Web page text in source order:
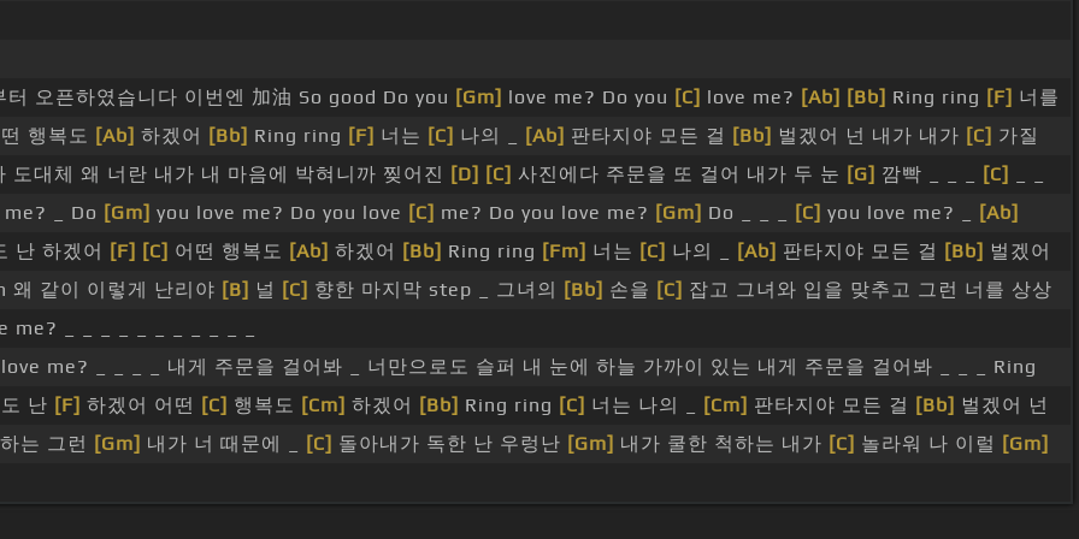
오픈하였습니다 이번엔 加油 So good Do you [Gm] love me? Do you [C] love me? [Ab] [Bb] Ring ring [F] 너를
행복도 [Ab] 하겠어 [Bb] Ring ring [F] 너는 [C] 나의 _ [Ab] 판타지야 모든 걸 [Bb] 벌겠어 넌 내가 내가 [C] 가질
대체 왜 너란 내가 내 마음에 박혀니까 찢어진 [D] [C] 사진에다 주문을 또 걸어 내가 두 눈 [G] 깜빡 _ _ _ [C]
_ Do [Gm] you love me? Do you love [C] me? Do you love me? [Gm] Do _ _ _ [C] you love me? _
[Ab]
난 하겠어
[F] [C] 어떤 행복도 [Ab] 하겠어 [Bb] Ring ring [Fm] 너는 [C] 나의 _ [Ab] 판타지야 모든 걸 [Bb] 벌겠어
같이 이렇게 난리야 [B] 널 [C] 향한 마지막 step _ 그녀의 [Bb] 손을 [C] 잡고 그녀와 입을 맞추고 그런 너를 상상
me? _ _ _ _ _ _ _ _ _ _ _
me? _ _ _ _ 내게 주문을 걸어봐 _ 너만으로도 슬퍼 내 눈에 하늘 가까이 있는 내게 주문을 걸어봐 _ _ _ Ring
난 [F] 하겠어 어떤 [C] 행복도 [Cm] 하겠어 [Bb] Ring ring [C] 너는 나의 _ [Cm] 판타지야 모든 걸 [Bb] 벌겠어 넌
는 그런 [Gm] 내가 너 때문에 _ [C] 돌아내가 독한 난 우렁난 [Gm] 내가 쿨한 척하는 내가 [C] 놀라워 나 이럴 [Gm]